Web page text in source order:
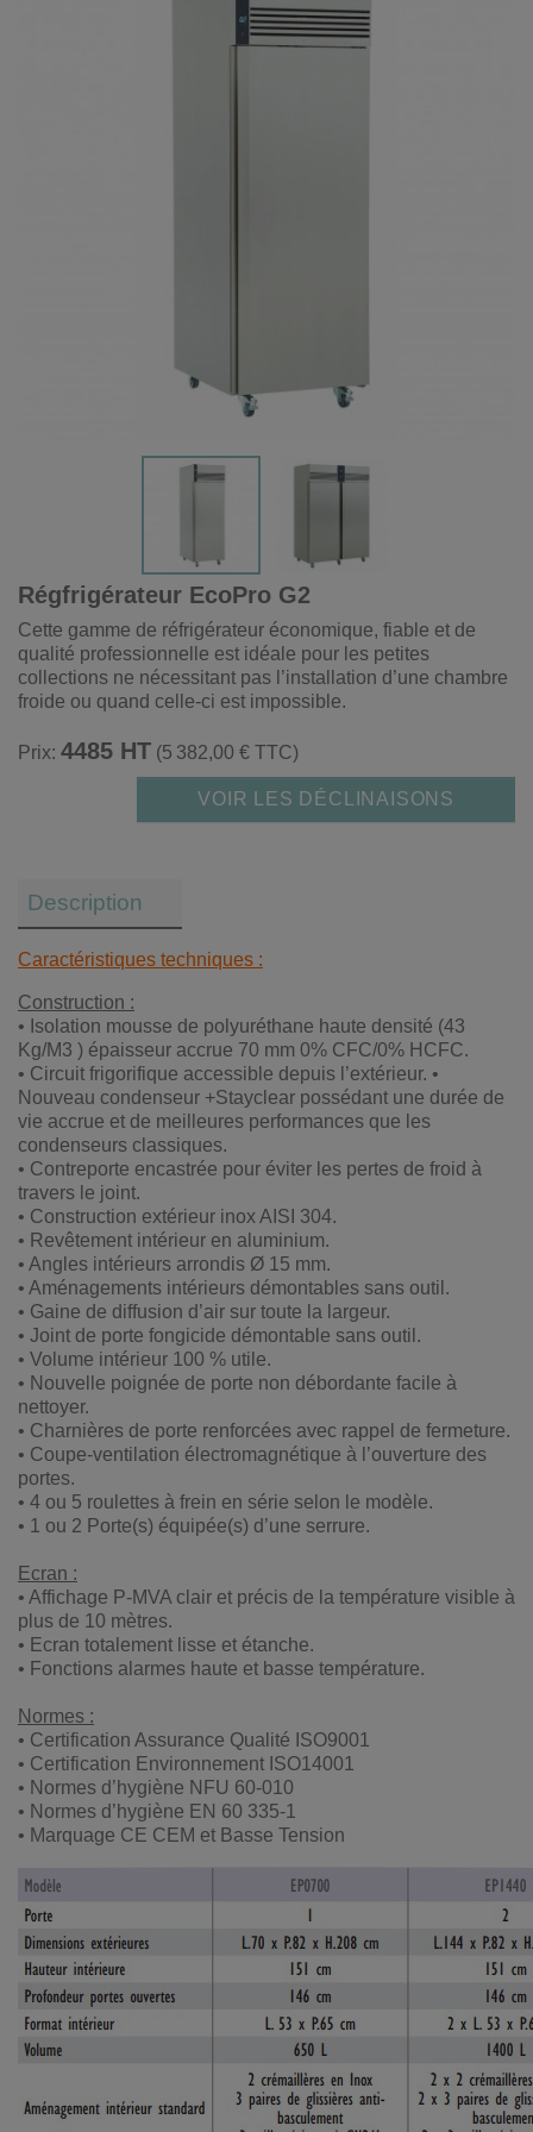
Régfrigérateur EcoPro G2
Cette gamme de réfrigérateur économique, fiable et de
qualité professionnelle est idéale pour les petites
collections ne nécessitant pas l’installation d’une chambre
froide ou quand celle-ci est impossible.
Prix: 4485 HT (5 382,00 € TTC)
VOIR LES DÉCLINAISONS
Description
Caractéristiques techniques :
Construction :
• Isolation mousse de polyuréthane haute densité (43
Kg/M3 ) épaisseur accrue 70 mm 0% CFC/0% HCFC.
• Circuit frigorifique accessible depuis l’extérieur. •
Nouveau condenseur +Stayclear possédant une durée de
vie accrue et de meilleures performances que les
condenseurs classiques.
• Contreporte encastrée pour éviter les pertes de froid à
travers le joint.
• Construction extérieur inox AISI 304.
• Revêtement intérieur en aluminium.
• Angles intérieurs arrondis Ø 15 mm.
• Aménagements intérieurs démontables sans outil.
• Gaine de diffusion d’air sur toute la largeur.
• Joint de porte fongicide démontable sans outil.
• Volume intérieur 100 % utile.
• Nouvelle poignée de porte non débordante facile à
nettoyer.
• Charnières de porte renforcées avec rappel de fermeture.
• Coupe-ventilation électromagnétique à l’ouverture des
portes.
• 4 ou 5 roulettes à frein en série selon le modèle.
• 1 ou 2 Porte(s) équipée(s) d’une serrure.
Ecran :
• Affichage P-MVA clair et précis de la température visible à
plus de 10 mètres.
• Ecran totalement lisse et étanche.
• Fonctions alarmes haute et basse température.
Normes :
• Certification Assurance Qualité ISO9001
• Certification Environnement ISO14001
• Normes d’hygiène NFU 60-010
• Normes d’hygiène EN 60 335-1
• Marquage CE CEM et Basse Tension